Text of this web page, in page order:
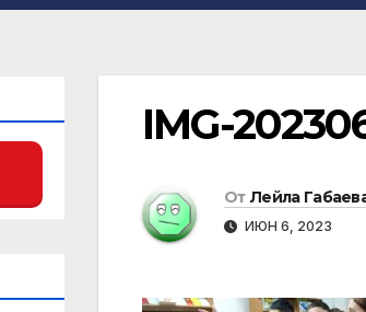
IMG-
От Лейла
ИЮН 6, 2023